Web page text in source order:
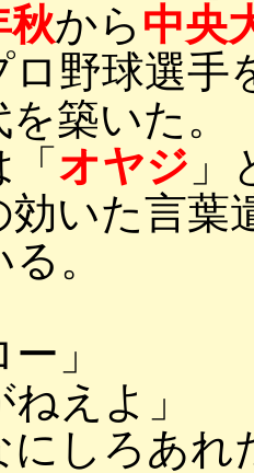
秋から 中央
ロ野球選手
築いた。
オヤジ
効いた言
。
」
ねえよ」
にしろあ